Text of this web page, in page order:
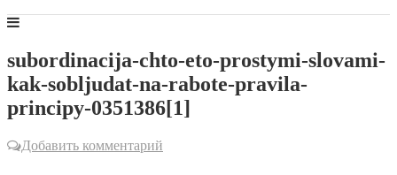
subordinacija-chto-eto-prostymi-slovami-
kak-sobljudat-na-rabote-pravila-
principy-0351386[1]
Добавить комментарий